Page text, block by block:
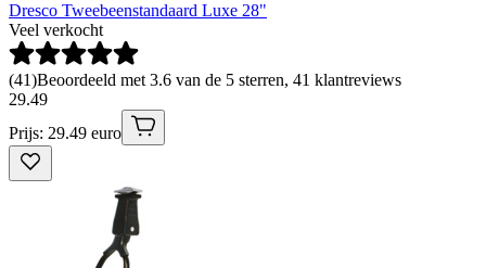
Dresco Tweebeenstandaard Luxe 28"
Veel verkocht
(41)Beoordeeld met 3.6 van de 5 sterren, 41 klantreviews
29.49
Prijs: 29.49 euro